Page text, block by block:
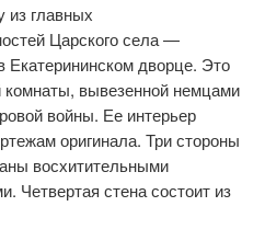
из главных
Царского села —
Екатерининском дворце. Это
комнаты, вывезенной немцами
войны. Ее интерьер
оригинала. Три стороны
восхитительными
Четвертая стена состоит из